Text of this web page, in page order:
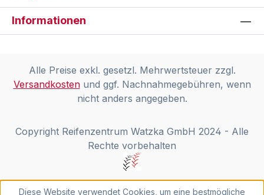
Informationen
Alle Preise exkl. gesetzl. Mehrwertsteuer zzgl.
Versandkostenund ggf. Nachnahmegebühren, wenn
nicht anders angegeben.
Copyright Reifenzentrum Watzka GmbH 2024 - Alle
Rechte vorbehalten
Diese Website verwendet Cookies, um eine bestmögliche